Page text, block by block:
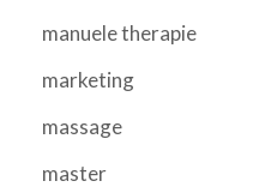
manuele therapie
marketing
massage
master